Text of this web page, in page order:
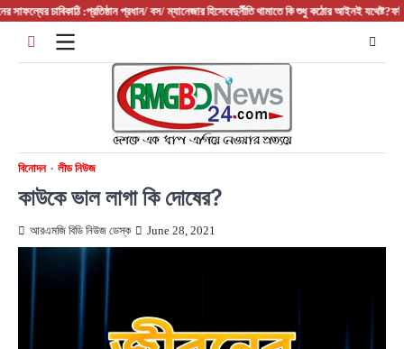
Skipচাবিকাঠি :প্রতিষ্ঠান প্রধান/ বস/ ম্যানেজার হিসেবেদুর্নীতি থামাতে কি শুধু কঠোর আইনই যথেষ্ট?
বিনোদন লীড নিউজ
কাউকে ভাল লাগা কি দোষের?
আরএমজি বিডি নিউজ ডেস্ক June 28, 2021